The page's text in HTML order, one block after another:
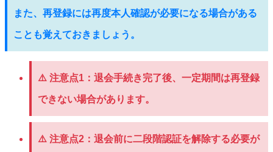
また、再登録には再度本人確認が必要になる場合がある
ことも覚えておきましょう。
⚠️ 注意点1： 退会手続き完了後、一定期間は再登録
できない場合があります。
⚠️ 注意点2： 退会前に二段階認証を解除する必要が